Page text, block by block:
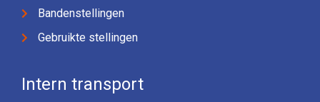
Bandenstellingen
Gebruikte stellingen
Intern transport